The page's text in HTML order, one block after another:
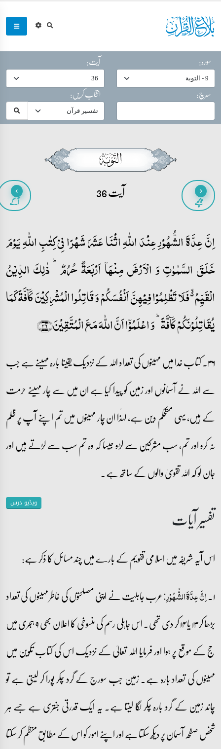
سورہ:
آیت:
سرچ:
انتخاب کریں:
پیچھے آیت 36 آگے
اِنَّ عِدَّۃَ الشُّہُوۡرِ عِنۡدَ اللّٰہِ اثۡنَا عَشَرَ شَہۡرًا فِیۡ کِتٰبِ اللّٰہِ یَوۡمَ
خَلَقَ السَّمٰوٰتِ وَ الۡاَرۡضَ مِنۡہَاۤ اَرۡبَعَۃٌ حُرُمٌ ؕ ذٰلِکَ الدِّیۡنُ
الۡقَیِّمُ ۬ۙ فَلَا تَظۡلِمُوۡا فِیۡہِنَّ اَنۡفُسَکُمۡ وَ قَاتِلُوا الۡمُشۡرِکِیۡنَ کَآفَّۃً کَمَا
یُقَاتِلُوۡنَکُمۡ کَآفَّۃً ؕ وَ اعۡلَمُوۡۤا اَنَّ اللّٰہَ مَعَ الۡمُتَّقِیۡنَ﴿۳۶﴾
۳۶۔ کتاب خدا میں مہینوں کی تعداد اللہ کے نزدیک یقینا بارہ مہینے ہے جب
سے اللہ نے آسمانوں اور زمین کو پیدا کیا ہے ان میں سے چار مہینے حرمت
کے ہیں، یہی مستحکم دین ہے، لہٰذا ان چار مہینوں میں تم اپنے آپ پر ظلم
نہ کرو اور تم، سب مشرکین سے لڑو جیسا کہ وہ تم سب سے لڑتے ہیں اور
جان لو کہ اللہ تقویٰ والوں کے ساتھ ہے۔
ویڈیو درس تفسیر آیات
اس آیہ شریفہ میں اسلامی تقویم کے بارے میں چند مسائل کا ذکر ہے:
۱۔ اِنَّ عِدَّۃَ الشُّہُوۡرِ:عرب جاہلیت نے اپنی مصلحتوں کی خاطر مہینوں کی تعداد
بڑھا کر ۱۳ یا ۱۴ کر دی تھی۔ اس جاہلی رسم کی منسوخی کا اعلان بھی ۹ ہجری میں
حج کے موقع پر ہوا اور فرمایا اللہ تعالیٰ کے نزدیک اس کی کتاب تکوین میں
مہینوں کی تعداد بارہ ہے۔ زمین جب سورج کے گرد چکر پورا کر لیتی ہے تو
چاند زمین کے گرد بارہ چکر لگا لیتا ہے۔ یہ ایک قدرتی جنتری ہے جسے ہر
شخص صفحہ آسمان پر دیکھ سکتا ہے اور اپنے امور کو اس کے مطابق منظم کر سکتا